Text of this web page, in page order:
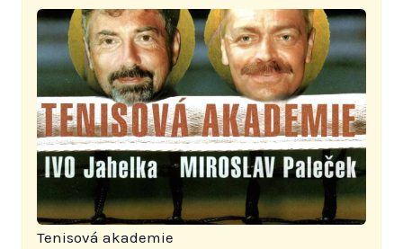
Tenisová akademie